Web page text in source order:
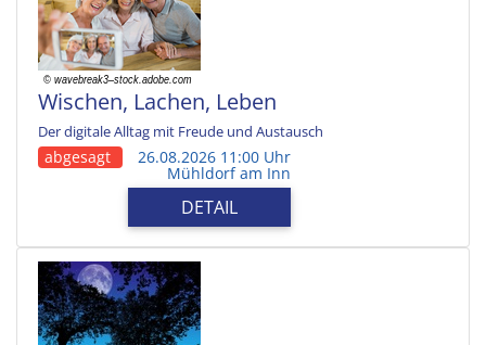
Wischen, Lachen, Leben
Der digitale Alltag mit Freude und Austausch
abgesagt 26.08.2026 11:00 Uhr
Mühldorf am Inn
DETAIL